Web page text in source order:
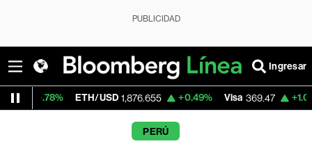
PUBLICIDAD
Ingresar
ETH/USD 1,876.655 +0.49% Visa 369.47 +1.04%
PERÚ